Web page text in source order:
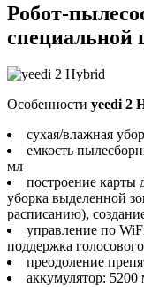
Робот-
специальной
Особенности yeedi 2
сухая/влажная
емкость
мл
построение карты
уборка выделенной
расписанию),
управление по
поддержка
преодоление
аккумулятор: 5200